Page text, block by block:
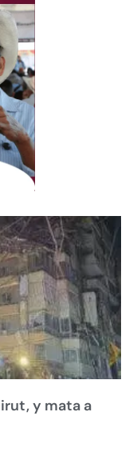
y mata a